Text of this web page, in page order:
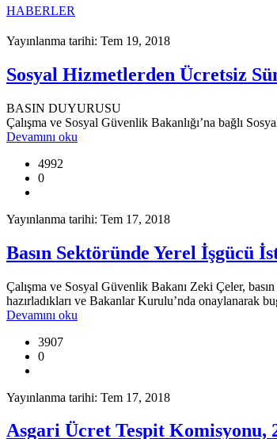
HABERLER
Yayınlanma tarihi: Tem 19, 2018
Sosyal Hizmetlerden Ücretsiz
BASIN DUYURUSU
Çalışma ve Sosyal Güvenlik Bakanlığı’na bağlı
Devamını oku
4992
0
Yayınlanma tarihi: Tem 17, 2018
Basın Sektöründe Yerel İşgücü
Çalışma ve Sosyal Güvenlik Bakanı Zeki Çeler,
hazırladıkları ve Bakanlar Kurulu’nda onaylanarak
Devamını oku
3907
0
Yayınlanma tarihi: Tem 17, 2018
Asgari Ücret Tespit Komisyonu,